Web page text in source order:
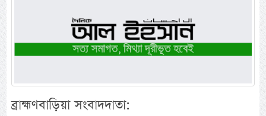
ব্রাহ্মণবাড়িয়া সংবাদদাতা: